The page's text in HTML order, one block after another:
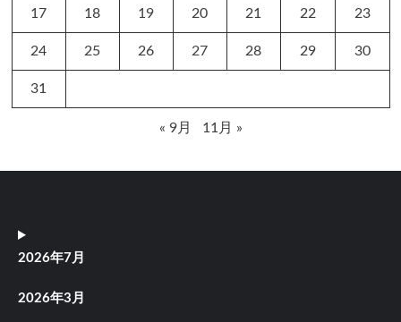
17 18 19 20 21 22 23
24 25 26 27 28 29 30
31
« 9月 11月 »
2026年7月
2026年3月